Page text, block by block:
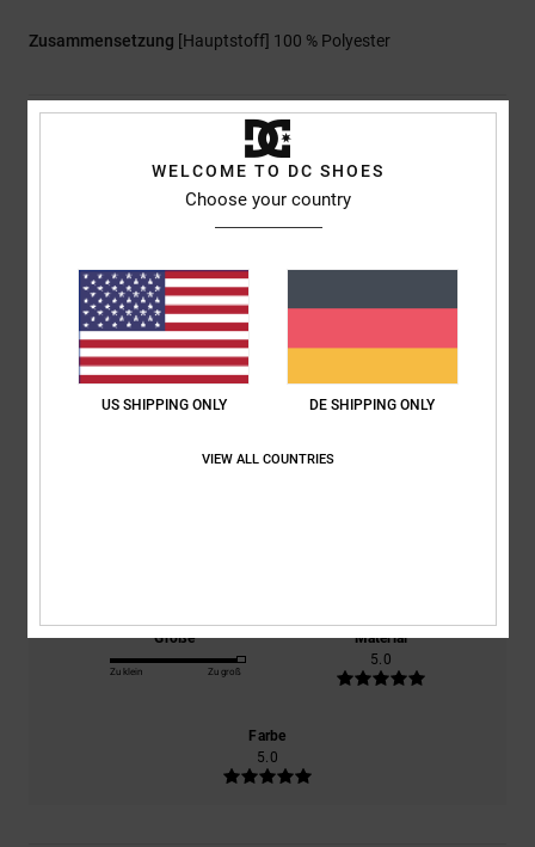
Zusammensetzung [Hauptstoff] 100 % Polyester
Versand & Rückversand
Kundenbewertungen
Durchschnittliche Bewertung
5.0/5
1 verifizierten Bewertungen
Größe
Zu klein Zu groß
Material
5.0
Farbe
5.0
WELCOME TO DC SHOES
Choose your country
US SHIPPING ONLY DE SHIPPING ONLY
VIEW ALL COUNTRIES